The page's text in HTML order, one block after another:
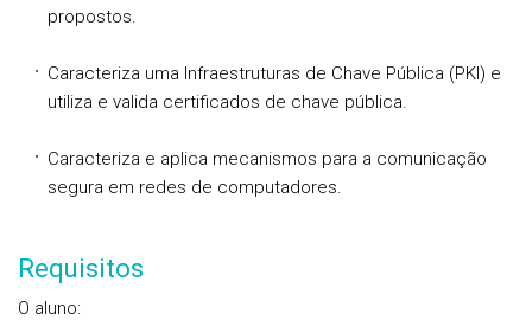
propostos.
Caracteriza uma Infraestruturas de Chave Pública (PKI) e
utiliza e valida certificados de chave pública.
Caracteriza e aplica mecanismos para a comunicação
segura em redes de computadores.
Requisitos
O aluno: